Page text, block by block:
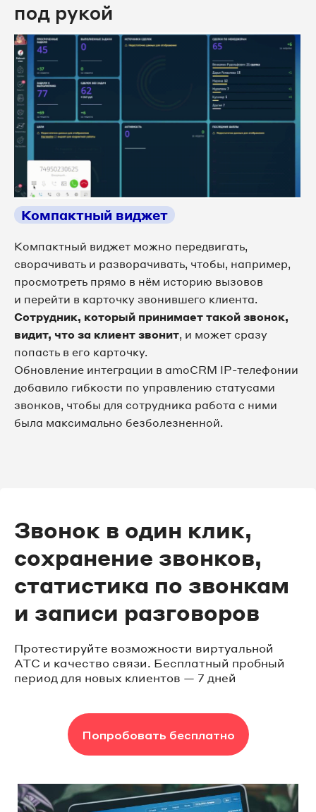
под рукой
Компактный виджет
Компактный виджет можно передвигать,
сворачивать и разворачивать, чтобы, например,
просмотреть прямо в нём историю вызовов
и перейти в карточку звонившего клиента.
Cотрудник, который принимает такой звонок,
видит, что за клиент звонит, и может сразу
попасть в его карточку.
Обновление интеграции в amoCRM IP-телефонии
добавило гибкости по управлению статусами
звонков, чтобы для сотрудника работа с ними
была максимально безболезненной.
Звонок в один клик,
сохранение звонков,
статистика по звонкам
и записи разговоров
Протестируйте возможности виртуальной
АТС и качество связи. Бесплатный пробный
период для новых клиентов — 7 дней
Попробовать бесплатно